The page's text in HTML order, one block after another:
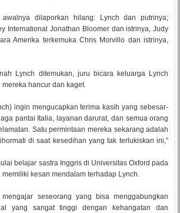
dilaporkan hilang: Lynch dan putrinya;
International Jonathan Bloomer dan istrinya, Judy
Amerika terkemuka Chris Morvillo dan istrinya,
Lynch ditemukan, juru bicara keluarga Lynch
hancur dan kaget.
ingin mengucapkan terima kasih yang sebesar-
pantai Italia, layanan darurat, dan semua orang
Satu permintaan mereka sekarang adalah
di saat kesedihan yang tak terlukiskan ini,"
belajar sastra Inggris di Universitas Oxford pada
memiliki kesan mendalam terhadap Lynch.
seseorang yang bisa menggabungkan
yang sangat tinggi dengan kehangatan dan